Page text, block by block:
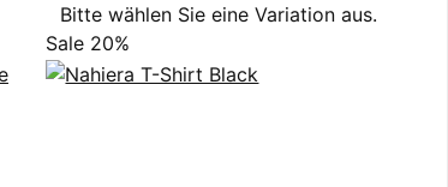
Bitte wählen Sie eine Variation aus.
Sale 20%